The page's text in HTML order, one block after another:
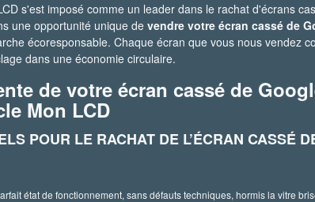
s'est imposé comme un leader dans le rachat d'écrans
une opportunité unique devendre votre écran cassé de
écoresponsable. Chaque écran que vous nous vendez
dans une économie circulaire.
de votre écran cassé de
Mon LCD
POUR LE RACHAT DE L’ÉCRAN CASSÉ
état de fonctionnement, sans défauts techniques, hormis la vitre